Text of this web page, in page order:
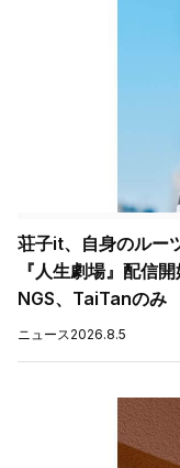
荘子it、自身のルー
『人生劇場』配信
NGS、TaiTanのみ
ニュース2026.8.5